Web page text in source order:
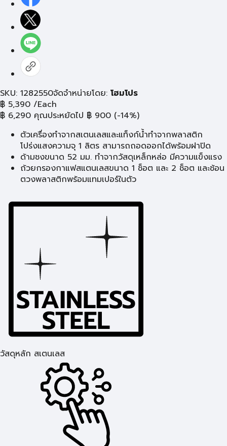
SKU: 1282550จัดจำหน่ายโดย: โฮมโปร
฿ 5,390 /Each
฿ 6,290 คุณประหยัดไป ฿ 900 (-14%)
ตัวเครื่องทำจากสเตนเลสและแท็งก์น้ำทำจากพลาสติก
โปร่งแสงความจุ 1 ลิตร สามารถถอดออกได้พร้อมฝาปิด
ด้ามชงขนาด 52 มม. ทำจากวัสดุเหล็กหล่อ มีความแข็งแรง
ถ้วยกรองกาแฟสแตนเลสขนาด 1 ช็อต และ 2 ช็อต และช้อน
ตวงพลาสติกพร้อมแทมเปอร์ในตัว
วัสดุหลัก สเตนเลส